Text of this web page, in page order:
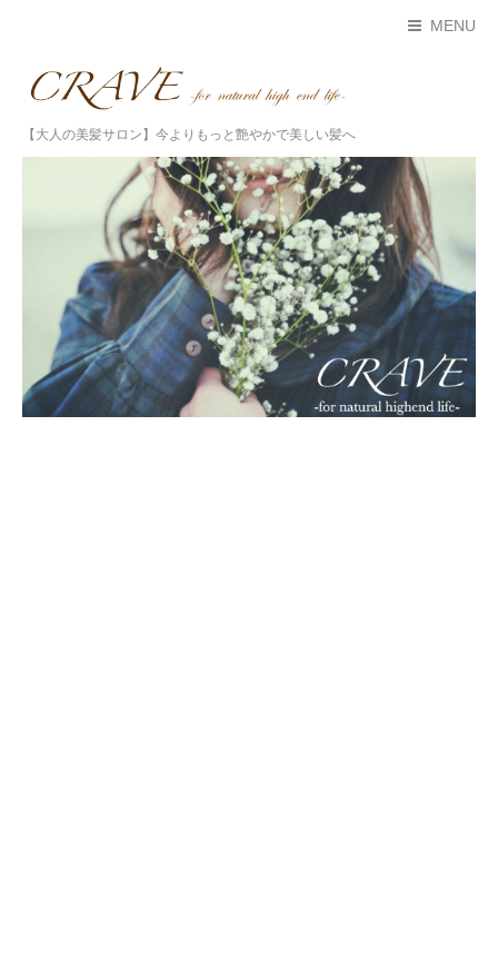
MENU
【大人の美髪サロン】今よりもっと艶やかで美しい髪へ